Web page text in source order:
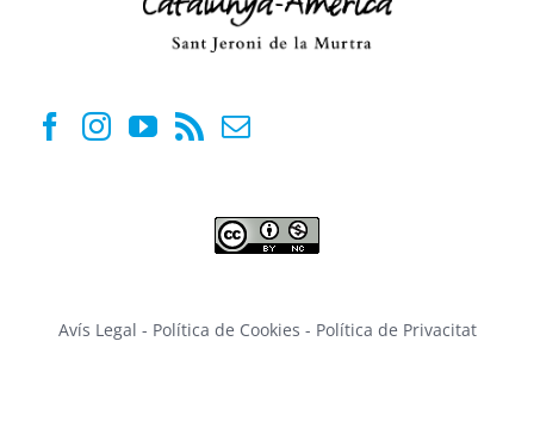
Avís Legal - Política de Cookies - Política de Privacitat